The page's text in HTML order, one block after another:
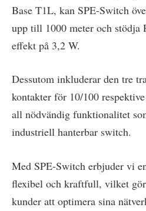
Base T1L, kan SPE-Switch
upp till 1000 meter och stödja
effekt på 3,2 W.
Dessutom inkluderar den tre
kontakter för 10/100
all nödvändig funktionalitet
industriell hanterbar switch.
Med SPE-Switch erbjuder vi
flexibel och kraftfull, vilket
kunder att optimera sina